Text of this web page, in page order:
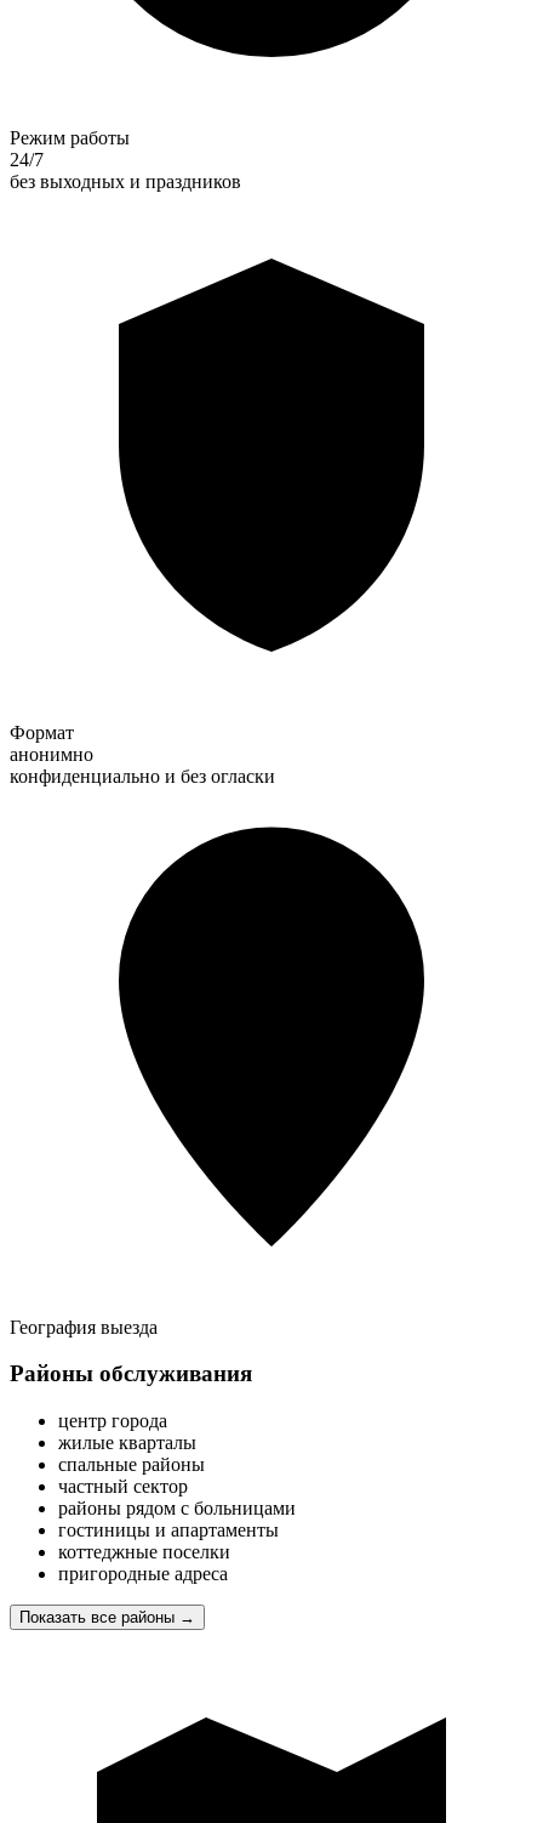
Режим работы
24/7
без выходных и праздников
Формат
анонимно
конфиденциально и без огласки
География выезда
Районы обслуживания
центр города
жилые кварталы
спальные районы
частный сектор
районы рядом с больницами
гостиницы и апартаменты
коттеджные поселки
пригородные адреса
Показать все районы →